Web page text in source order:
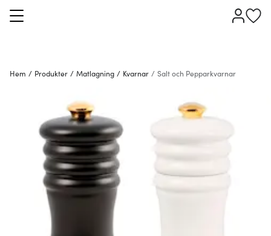
Hem / Produkter / Matlagning / Kvarnar / Salt och Pepparkvarnar